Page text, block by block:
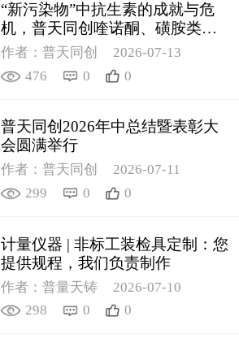
“新污染物”中抗生素的成就与危
机，普天同创喹诺酮、磺胺类质
控新品筑牢环境安全防线
作者：普天同创
2026-07-13
476
0 0
普天同创2026年中总结暨表彰大
会圆满举行
作者：普天同创
2026-07-11
299
0 0
计量仪器 | 非标工装检具定制：您
提供规程，我们负责制作
作者：普量天铸
2026-07-10
298
0 0